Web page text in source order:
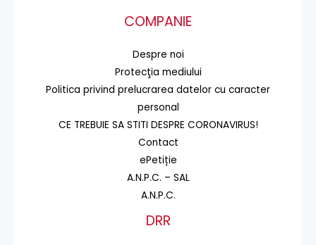
COMPANIE
Despre noi
Protecţia mediului
Politica privind prelucrarea datelor cu caracter
personal
CE TREBUIE SA STITI DESPRE CORONAVIRUS!
Contact
ePetiție
A.N.P.C. – SAL
A.N.P.C.
DRR